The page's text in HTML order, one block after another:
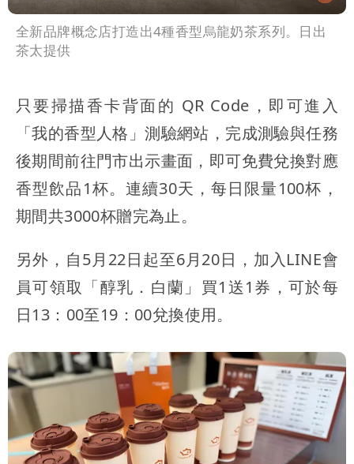
全新品牌概念店打造出4種香型烏龍奶茶系列。日出
茶太提供
只要掃描香卡背面的 QR Code，即可進入
「我的香型人格」測驗網站，完成測驗與任務
後期間前往門市出示畫面，即可免費兌換對應
香型飲品1杯。連續30天，每日限量100杯，
期間共3000杯贈完為止。
另外，自5月22日起至6月20日，加入LINE會
員可領取「醇乳．白蘭」買1送1券，可於每
日13：00至19：00兌換使用。